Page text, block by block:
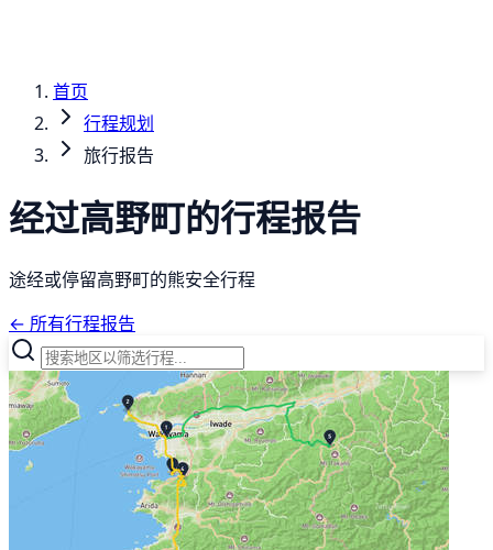
首页
行程规划
旅行报告
经过高野町的行程报告
途经或停留高野町的熊安全行程
← 所有行程报告